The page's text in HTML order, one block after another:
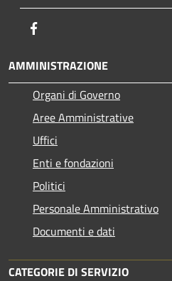
AMMINISTRAZIONE
Organi di Governo
Aree Amministrative
Uffici
Enti e fondazioni
Politici
Personale Amministrativo
Documenti e dati
CATEGORIE DI SERVIZIO